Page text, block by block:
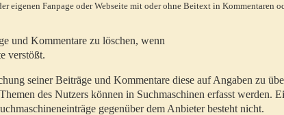
eigenen Fanpage oder Webseite mit oder ohne Beitext in Kommentaren
und Kommentare zu löschen, wenn
verstößt.
seiner Beiträge und Kommentare diese auf Angaben zu
des Nutzers können in Suchmaschinen erfasst werden.
gegenüber dem Anbieter besteht nicht.